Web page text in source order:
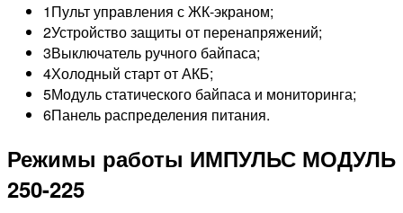
1Пульт управления с ЖК-экраном;
2Устройство защиты от перенапряжений;
3Выключатель ручного байпаса;
4Холодный старт от АКБ;
5Модуль статического байпаса и мониторинга;
6Панель распределения питания.
Режимы работы ИМПУЛЬС МОДУЛЬ
250-225